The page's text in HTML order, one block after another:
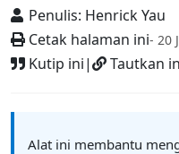
Penulis: Henrick Yau
Cetak halaman ini- 20
Kutip ini| Tautkan
Alat ini membantu